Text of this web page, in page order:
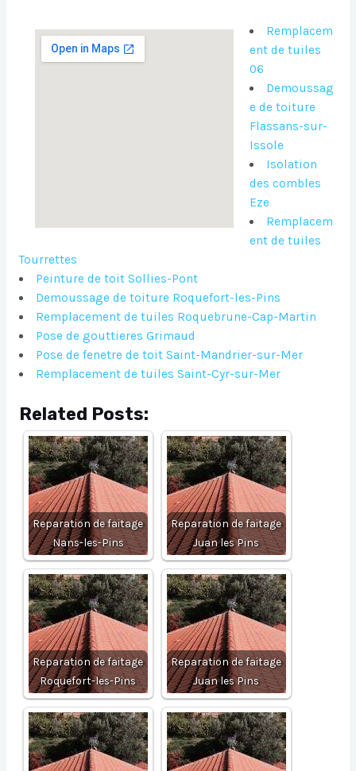
Remplacem
ent de tuiles
06
Demoussag
e de toiture
Flassans-sur-
Issole
Isolation
des combles
Eze
Remplacem
ent de tuiles
Tourrettes
Peinture de toit Sollies-Pont
Demoussage de toiture Roquefort-les-Pins
Remplacement de tuiles Roquebrune-Cap-Martin
Pose de gouttieres Grimaud
Pose de fenetre de toit Saint-Mandrier-sur-Mer
Remplacement de tuiles Saint-Cyr-sur-Mer
Related Posts:
Reparation de faitage
Nans-les-Pins
Reparation de faitage
Juan les Pins
Reparation de faitage
Roquefort-les-Pins
Reparation de faitage
Juan les Pins